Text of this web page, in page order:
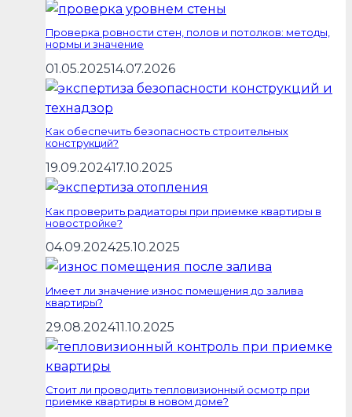
Проверка ровности стен, полов и потолков: методы,
нормы и значение
01.05.202514.07.2026
Как обеспечить безопасность строительных
конструкций?
19.09.202417.10.2025
Как проверить радиаторы при приемке квартиры в
новостройке?
04.09.202425.10.2025
Имеет ли значение износ помещения до залива
квартиры?
29.08.202411.10.2025
Стоит ли проводить тепловизионный осмотр при
приемке квартиры в новом доме?